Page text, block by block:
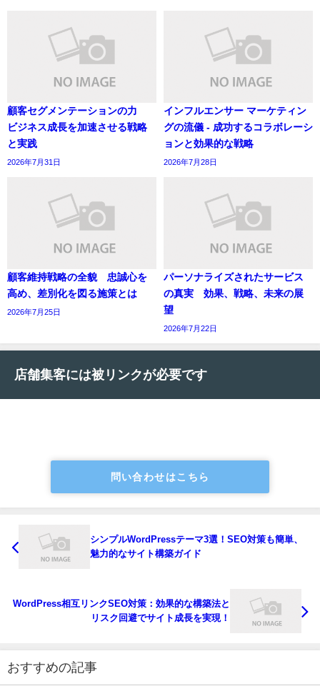
顧客セグメンテーションの力
ビジネス成長を加速させる戦略
と実践
2026年7月31日
インフルエンサー マーケティン
グの流儀 - 成功するコラボレーシ
ョンと効果的な戦略
2026年7月28日
顧客維持戦略の全貌 忠誠心を
高め、差別化を図る施策とは
2026年7月25日
パーソナライズされたサービス
の真実 効果、戦略、未来の展
望
2026年7月22日
店舗集客には被リンクが必要です
問い合わせはこちら
シンプルWordPressテーマ3選！SEO対策も簡単、
魅力的なサイト構築ガイド
WordPress相互リンクSEO対策：効果的な構築法と
リスク回避でサイト成長を実現！
おすすめの記事